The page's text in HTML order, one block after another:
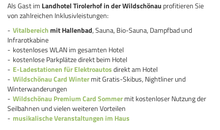
Als Gast im Landhotel Tirolerhof in der Wildschönau profitieren Sie
von zahlreichen Inklusivleistungen:
Vitalbereichmit Hallenbad, Sauna, Bio-Sauna, Dampfbad und
Infrarotkabine
kostenloses WLAN im gesamten Hotel
kostenlose Parkplätze direkt beim Hotel
E-Ladestationen für Elektroautosdirekt am Hotel
Wildschönau Card Wintermit Gratis-Skibus, Nightliner und
Winterwanderungen
Wildschönau Premium Card Sommermit kostenloser Nutzung der
Seilbahnen und vielen weiteren Vorteilen
musikalische Veranstaltungen im Haus